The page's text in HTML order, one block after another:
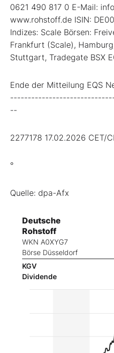
0621 490 817 0 E-Mail:
www.rohstoff.de ISIN:
Indizes: Scale Börsen:
Frankfurt (Scale),
Stuttgart, Tradegate BSX
Ende der Mitteilung EQS
--
2277178 17.02.2026 CET/
°
Quelle: dpa-Afx
Deutsche
Rohstoff
WKN A0XYG7
Börse Düsseldorf
KGV
Dividende